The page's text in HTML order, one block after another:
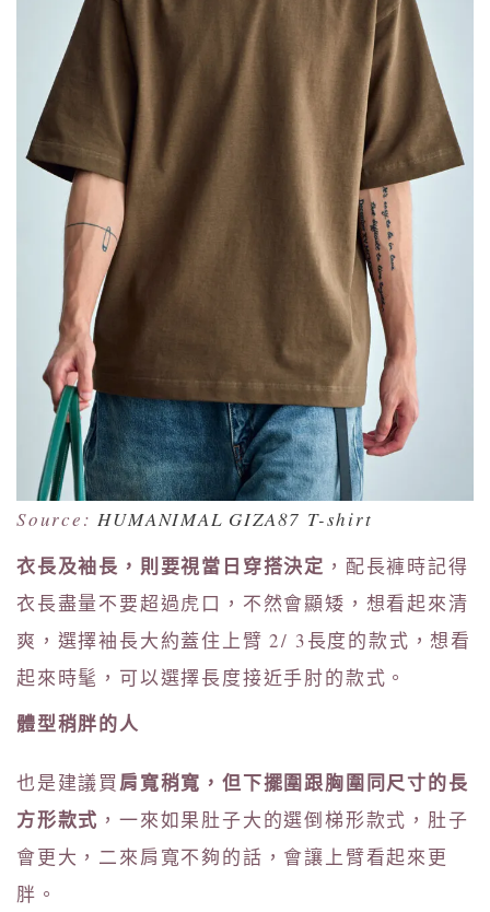
Source:HUMANIMAL GIZA87 T-shirt
衣長及袖長，則要視當日穿搭決定 ，配長褲時記得
衣長盡量不要超過虎口，不然會顯矮，想看起來清
爽，選擇袖長大約蓋住上臂 2/ 3長度的款式，想看
起來時髦，可以選擇長度接近手肘的款式。
體型稍胖的人
也是建議買肩寬稍寬，但下擺圍跟胸圍同尺寸的長
方形款式 ，一來如果肚子大的選倒梯形款式，肚子
會更大，二來肩寬不夠的話，會讓上臂看起來更
胖。